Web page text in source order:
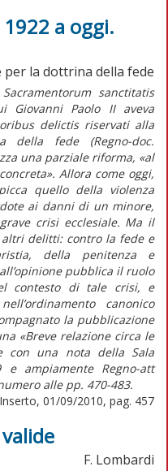
a oggi.
la dottrina della fede
sanctitatis
Paolo II aveva
delictis riservati alla
della fede (Regno-doc.
una parziale riforma, «al
Allora come oggi,
quello della violenza
ai danni di un minore,
crisi ecclesiale. Ma il
delitti: contro la fede e
della penitenza e
pubblica il ruolo
contesto di tale crisi, e
canonico
la pubblicazione
«Breve relazione circa le
con una nota della Sala
ampiamente Regno-att
alle pp. 470-483.
01/09/2010, pag. 457
F. Lombardi